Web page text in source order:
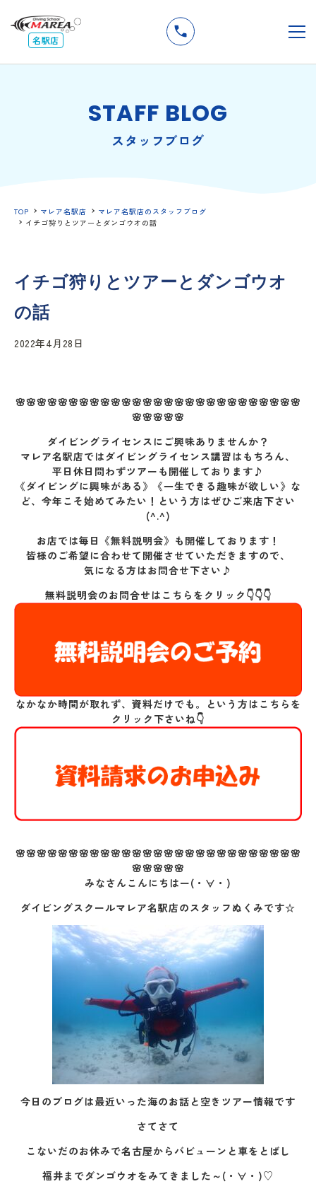
名駅店
STAFF BLOG
スタッフブログ
TOP マレア名駅店
マレア名駅店のスタッフブログ
イチゴ狩りとツアーとダンゴウオの話
イチゴ狩りとツアーとダンゴウオ
の話
2022年4月28日
🌸🌸🌸🌸🌸🌸🌸🌸🌸🌸🌸🌸🌸🌸🌸🌸🌸🌸🌸🌸🌸🌸🌸🌸🌸🌸🌸
🌸🌸🌸🌸🌸
ダイビングライセンスにご興味ありませんか？
マレア名駅店ではダイビングライセンス講習はもちろん、
平日休日問わずツアーも開催しております♪
《ダイビングに興味がある》《一生できる趣味が欲しい》な
ど、今年こそ始めてみたい！という方はぜひご来店下さい
(^.^)
お店では毎日《無料説明会》も開催しております！
皆様のご希望に合わせて開催させていただきますので、
気になる方はお問合せ下さい♪
無料説明会のお問合せはこちらをクリック👇👇👇
なかなか時間が取れず、資料だけでも。という方はこちらを
クリック下さいね👇
🌸🌸🌸🌸🌸🌸🌸🌸🌸🌸🌸🌸🌸🌸🌸🌸🌸🌸🌸🌸🌸🌸🌸🌸🌸🌸🌸
🌸🌸🌸🌸🌸
みなさんこんにちはー(・∀・)
ダイビングスクールマレア名駅店のスタッフぬくみです☆
今日のブログは最近いった海のお話と空きツアー情報です
さてさて
こないだのお休みで名古屋からバビューンと車をとばし
福井までダンゴウオをみてきました～(・∀・)♡